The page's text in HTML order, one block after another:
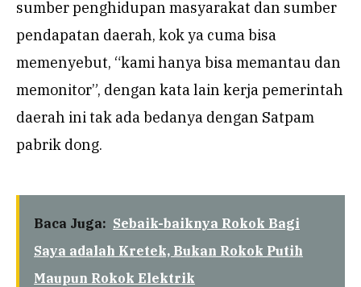
sumber penghidupan masyarakat dan sumber
pendapatan daerah, kok ya cuma bisa
memenyebut, “kami hanya bisa memantau dan
memonitor”, dengan kata lain kerja pemerintah
daerah ini tak ada bedanya dengan Satpam
pabrik dong.
Baca Juga: Sebaik-baiknya Rokok Bagi
Saya adalah Kretek, Bukan Rokok Putih
Maupun Rokok Elektrik